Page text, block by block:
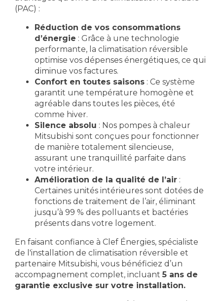
(PAC) :
Réduction de vos consommations
d’énergie : Grâce à une technologie
performante, la climatisation réversible
optimise vos dépenses énergétiques, ce qui
diminue vos factures.
Confort en toutes saisons : Ce système
garantit une température homogène et
agréable dans toutes les pièces, été
comme hiver.
Silence absolu : Nos pompes à chaleur
Mitsubishi sont conçues pour fonctionner
de manière totalement silencieuse,
assurant une tranquillité parfaite dans
votre intérieur.
Amélioration de la qualité de l’air :
Certaines unités intérieures sont dotées de
fonctions de traitement de l’air, éliminant
jusqu’à 99 % des polluants et bactéries
présents dans votre logement.
En faisant confiance à Clef Énergies, spécialiste
de l'installation de climatisation réversible et
partenaire Mitsubishi, vous bénéficiez d’un
accompagnement complet, incluant 5 ans de
garantie exclusive sur votre installation.